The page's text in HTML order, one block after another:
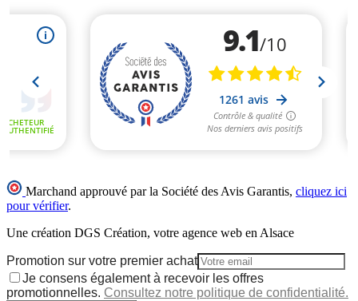
Marchand approuvé par la Société des Avis Garantis, cliquez ici
pour vérifier.
Une création DGS Création, votre agence web en Alsace
Promotion sur votre premier achat
Je consens également à recevoir les offres
promotionnelles. Consultez notre politique de confidentialité.